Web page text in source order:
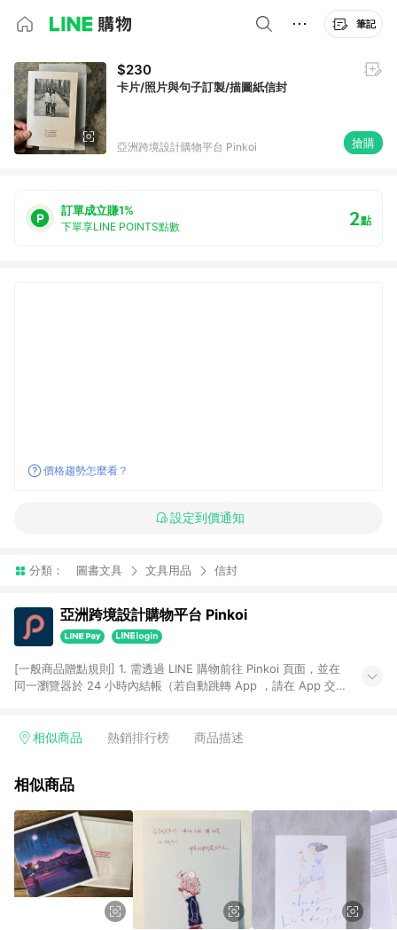
筆記
$230
卡片/照片與句子訂製/描圖紙信封
亞洲跨境設計購物平台 Pinkoi 搶購
訂單成立賺1%
下單享LINE POINTS點數 2點
價格趨勢怎麼看？
設定到價通知
分類： 圖書文具 文具用品 信封
亞洲跨境設計購物平台 Pinkoi
[一般商品贈點規則] 1. 需透過 LINE 購物前往 Pinkoi 頁面，並在
同一瀏覽器於 24 小時內結帳（若自動跳轉 App ，請在 App 交
回饋訂單不得享有 Pinkoi 站方優惠，例如首購優惠，P coins，
行為，不具贈點資格，部分退款不在此限。 6. APP 請更新至
貨後 45 天後發送。 8. 群眾募資商品，禮物卡，開館保證金，補
運費，攤位費等不具贈點資格。 9. LINE 購物站上之商品規格、
顏色、價位、贈品如與 Pinkoi 商品資訊頁及購物車不符，以
Pinkoi 購物商品資訊頁及購物車標示為準。 10. 點數紅包使用規
則請以點數紅包活動說明為準。 11. 若於 LINE 購物前往 Pinkoi
頁面後才首次下載 Pinkoi APP 並完成訂單，不符合導購資格；承
上，首次下載 Pinkoi APP 後，需透過 LINE 購物前往 Pinkoi 頁
相似商品 熱銷排行榜 商品描述
相似商品